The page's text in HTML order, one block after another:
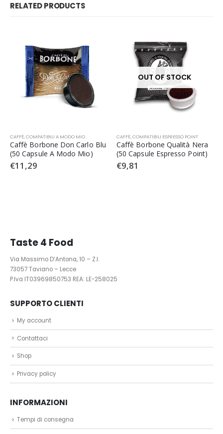
RELATED PRODUCTS
CAFFÈ,COMPATIBILI A MODO MIO
Caffè Borbone Don Carlo Blu
(50 Capsule A Modo Mio)
€11,29
OUT OF STOCK
CAFFÈ,COMPATIBILI ESPRESSO POINT
Caffè Borbone Qualità Nera
(50 Capsule Espresso Point)
€9,81
Taste 4 Food
Via Massimo D’Antona, 10 – Z.I.
73057 Taviano – Lecce
P.Iva IT03969850753 REA: LE-258025
SUPPORTO CLIENTI
My account
Contattaci
Shop
Privacy policy
INFORMAZIONI
Tempi di consegna